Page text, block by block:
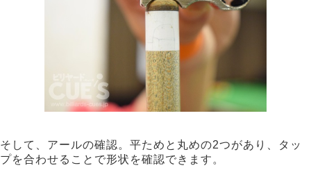
そして、アールの確認。平ためと丸めの2つがあり、タッ
プを合わせることで形状を確認できます。